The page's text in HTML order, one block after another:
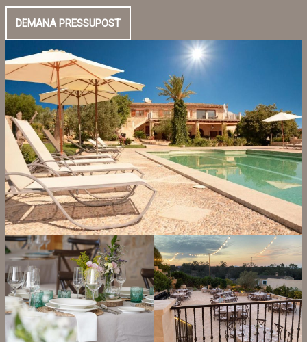
DEMANA PRESSUPOST